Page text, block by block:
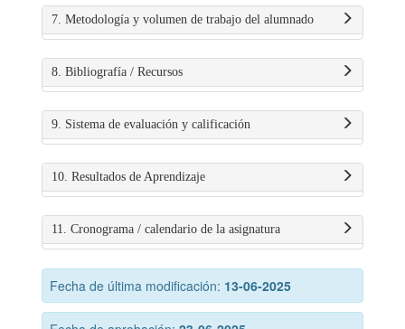
7. Metodología y volumen de trabajo del alumnado
8. Bibliografía / Recursos
9. Sistema de evaluación y calificación
10. Resultados de Aprendizaje
11. Cronograma / calendario de la asignatura
Fecha de última modificación: 13-06-2025